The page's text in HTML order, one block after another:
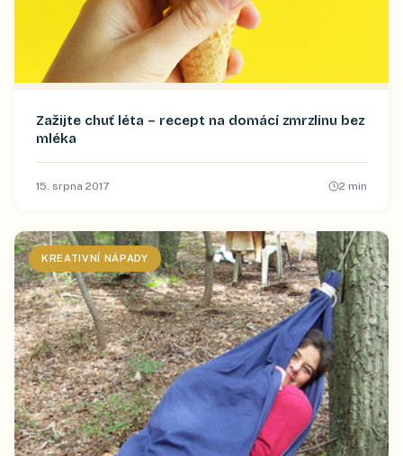
Zažijte chuť léta – recept na domácí zmrzlinu bez
mléka
15. srpna 2017 2 min
KREATIVNÍ NÁPADY